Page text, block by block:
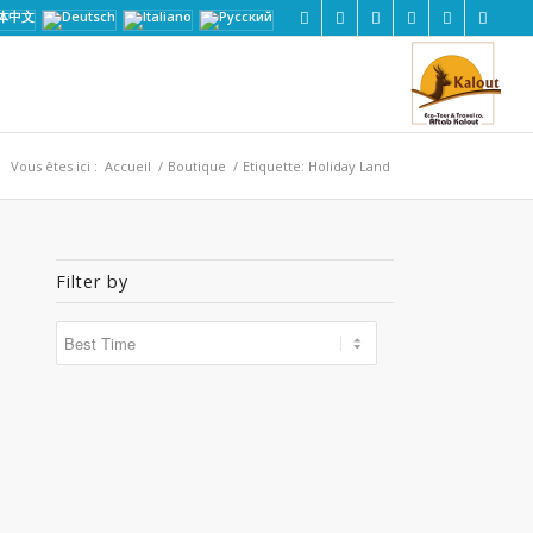
Vous êtes ici : Accueil / Boutique / Etiquette: Holiday Land
Filter by